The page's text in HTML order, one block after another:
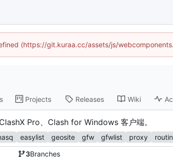
(https://git.kuraa.cc/assets/js/
Projects Releases Wiki
Pro、Clash for Windows 客户端。
easylist geosite gfw gfwlist proxy
3Branches